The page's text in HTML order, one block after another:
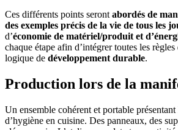
Ces différents points seront abordés de
des exemples précis de la vie de tous les
d’économie de matériel/produit et
chaque étape afin d’intégrer toutes les
logique de développement durable.
Production lors de la
Un ensemble cohérent et portable
d’hygiène en cuisine. Des panneaux, des